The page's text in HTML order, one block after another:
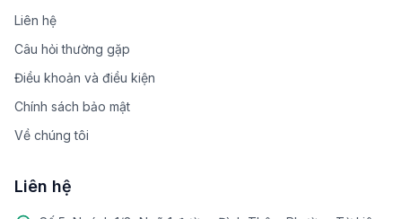
Liên hệ
Câu hỏi thường gặp
Điều khoản và điều kiện
Chính sách bảo mật
Về chúng tôi
Liên hệ